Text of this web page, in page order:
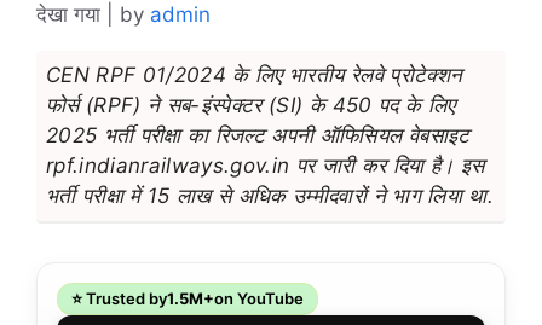
देखा गया |
by admin
CEN RPF 01/2024 के लिए भारतीय रेलवे प्रोटेक्शन
फोर्स (RPF) ने सब-इंस्पेक्टर (SI) के 450 पद के लिए
2025 भर्ती परीक्षा का रिजल्ट अपनी ऑफिसियल वेबसाइट
rpf.indianrailways.gov.in पर जारी कर दिया है। इस
भर्ती परीक्षा में 15 लाख से अधिक उम्मीदवारों ने भाग लिया था.
⭐ Trusted by1.5M+on YouTube